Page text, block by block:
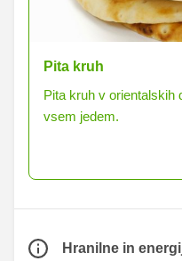
Pita kruh
Pita kruh v orientalskih
vsem jedem.
Hranilne in